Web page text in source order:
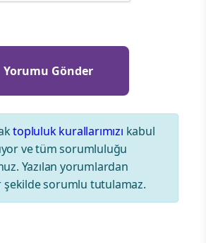
topluluk kurallarımızı kabul
ve tüm sorumluluğu
Yazılan yorumlardan
şekilde sorumlu tutulamaz.